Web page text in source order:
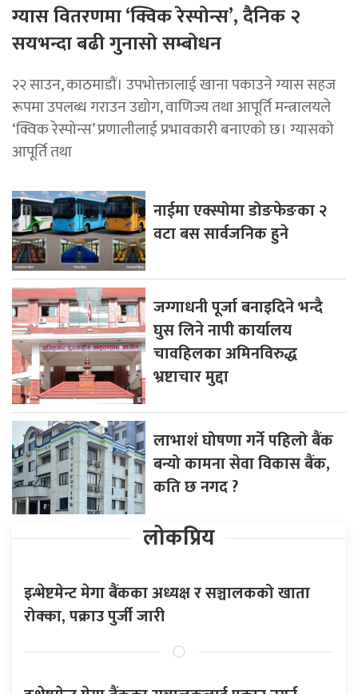
ग्यास वितरणमा ‘क्विक रेस्पोन्स’, दैनिक २
सयभन्दा बढी गुनासो सम्बोधन
२२ साउन, काठमाडाैं। उपभोक्तालाई खाना पकाउने ग्यास सहज
रूपमा उपलब्ध गराउन उद्योग, वाणिज्य तथा आपूर्ति मन्त्रालयले
‘क्विक रेस्पोन्स’ प्रणालीलाई प्रभावकारी बनाएको छ। ग्यासको
आपूर्ति तथा
नाईमा एक्स्पोमा डोङफेङका २
वटा बस सार्वजनिक हुने
जग्गाधनी पूर्जा बनाइदिने भन्दै
घुस लिने नापी कार्यालय
चावहिलका अमिनविरुद्ध
भ्रष्टाचार मुद्दा
लाभाशं घोषणा गर्ने पहिलो बैंक
बन्यो कामना सेवा विकास बैंक,
कति छ नगद ?
लोकप्रिय
इन्भेष्टमेन्ट मेगा बैंकका अध्यक्ष र सञ्चालकको खाता
रोक्का, पक्राउ पुर्जी जारी